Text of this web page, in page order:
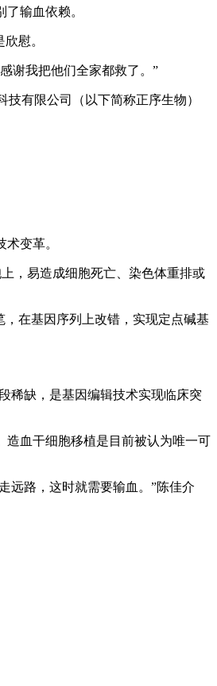
输血依赖。
慰。
谢我把他们全家都救了。”
有限公司（以下简称正序生物）
变革。
，易造成细胞死亡、染色体重排或
在基因序列上改错，实现定点碱基
稀缺，是基因编辑技术实现临床突
造血干细胞移植是目前被认为唯一可
远路，这时就需要输血。”陈佳介